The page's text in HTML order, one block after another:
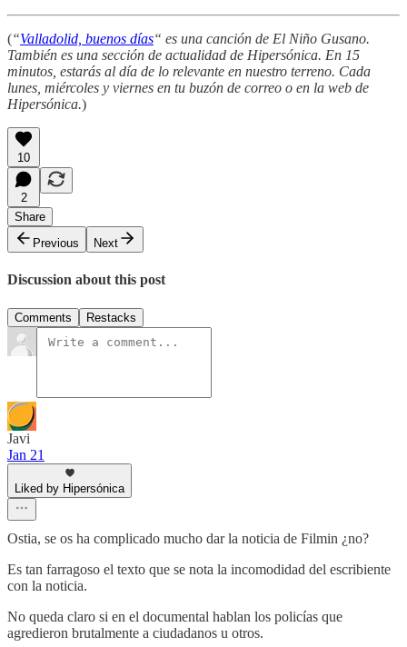
(“Valladolid, buenos días“ es una canción de El Niño Gusano.
También es una sección de actualidad de Hipersónica. En 15
minutos, estarás al día de lo relevante en nuestro terreno. Cada
lunes, miércoles y viernes en tu buzón de correo o en la web de
Hipersónica.)
10
2
Share
Previous
Next
Discussion about this post
Comments Restacks
Javi
Jan 21
Liked by Hipersónica
Ostia, se os ha complicado mucho dar la noticia de Filmin ¿no?
Es tan farragoso el texto que se nota la incomodidad del escribiente
con la noticia.
No queda claro si en el documental hablan los policías que
agredieron brutalmente a ciudadanos u otros.